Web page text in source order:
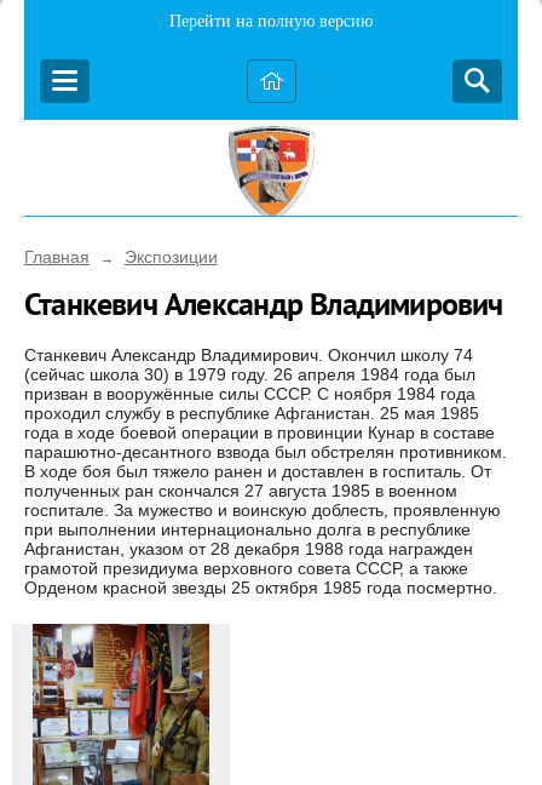
Перейти на полную версию
Главная → Экспозиции
Станкевич Александр Владимирович
Станкевич Александр Владимирович. Окончил школу 74
(сейчас школа 30) в 1979 году. 26 апреля 1984 года был
призван в вооружённые силы СССР. С ноября 1984 года
проходил службу в республике Афганистан. 25 мая 1985
года в ходе боевой операции в провинции Кунар в составе
парашютно-десантного взвода был обстрелян противником.
В ходе боя был тяжело ранен и доставлен в госпиталь. От
полученных ран скончался 27 августа 1985 в военном
госпитале. За мужество и воинскую доблесть, проявленную
при выполнении интернационально долга в республике
Афганистан, указом от 28 декабря 1988 года награжден
грамотой президиума верховного совета СССР, а также
Орденом красной звезды 25 октября 1985 года посмертно.